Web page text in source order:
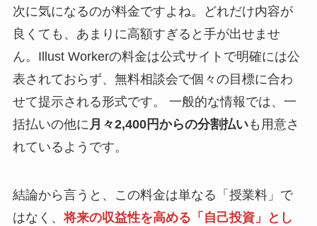
次に気になるのが料金ですよね。どれだけ内容が
良くても、あまりに高額すぎると手が出せませ
ん。Illust Workerの料金は公式サイトで明確には公
表されておらず、無料相談会で個々の目標に合わ
せて提示される形式です。 一般的な情報では、一
括払いの他に月々2,400円からの分割払いも用意さ
れているようです。
結論から言うと、この料金は単なる「授業料」で
はなく、 将来の収益性を高める「自己投資」とし